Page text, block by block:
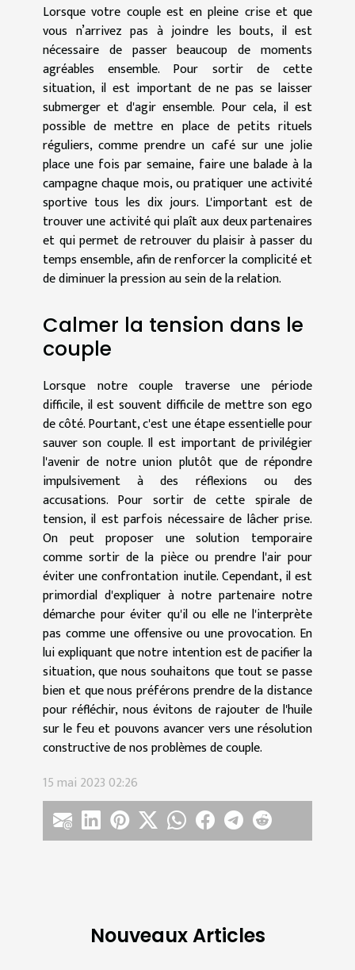
Lorsque votre couple est en pleine crise et que
vous n’arrivez pas à joindre les bouts, il est
nécessaire de passer beaucoup de moments
agréables ensemble. Pour sortir de cette
situation, il est important de ne pas se laisser
submerger et d'agir ensemble. Pour cela, il est
possible de mettre en place de petits rituels
réguliers, comme prendre un café sur une jolie
place une fois par semaine, faire une balade à la
campagne chaque mois, ou pratiquer une activité
sportive tous les dix jours. L'important est de
trouver une activité qui plaît aux deux partenaires
et qui permet de retrouver du plaisir à passer du
temps ensemble, afin de renforcer la complicité et
de diminuer la pression au sein de la relation.
Calmer la tension dans le
couple
Lorsque notre couple traverse une période
difficile, il est souvent difficile de mettre son ego
de côté. Pourtant, c'est une étape essentielle pour
sauver son couple. Il est important de privilégier
l'avenir de notre union plutôt que de répondre
impulsivement à des réflexions ou des
accusations. Pour sortir de cette spirale de
tension, il est parfois nécessaire de lâcher prise.
On peut proposer une solution temporaire
comme sortir de la pièce ou prendre l'air pour
éviter une confrontation inutile. Cependant, il est
primordial d'expliquer à notre partenaire notre
démarche pour éviter qu'il ou elle ne l'interprète
pas comme une offensive ou une provocation. En
lui expliquant que notre intention est de pacifier la
situation, que nous souhaitons que tout se passe
bien et que nous préférons prendre de la distance
pour réfléchir, nous évitons de rajouter de l'huile
sur le feu et pouvons avancer vers une résolution
constructive de nos problèmes de couple.
15 mai 2023 02:26
Nouveaux Articles